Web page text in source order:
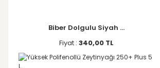
Biber Dolgulu Siyah ...
Fiyat : 340,00 TL